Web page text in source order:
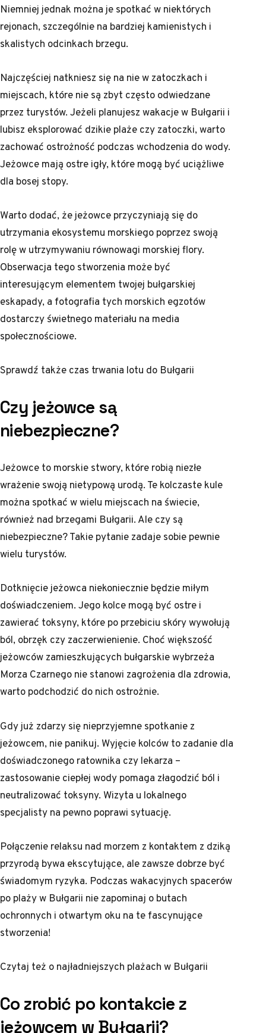
Niemniej jednak można je spotkać w niektórych
rejonach, szczególnie na bardziej kamienistych i
skalistych odcinkach brzegu.
Najczęściej natkniesz się na nie w zatoczkach i
miejscach, które nie są zbyt często odwiedzane
przez turystów. Jeżeli planujesz wakacje w Bułgarii i
lubisz eksplorować dzikie plaże czy zatoczki, warto
zachować ostrożność podczas wchodzenia do wody.
Jeżowce mają ostre igły, które mogą być uciążliwe
dla bosej stopy.
Warto dodać, że jeżowce przyczyniają się do
utrzymania ekosystemu morskiego poprzez swoją
rolę w utrzymywaniu równowagi morskiej flory.
Obserwacja tego stworzenia może być
interesującym elementem twojej bułgarskiej
eskapady, a fotografia tych morskich egzotów
dostarczy świetnego materiału na media
społecznościowe.
Sprawdź takżeczas trwania lotu do Bułgarii
Czy jeżowce są
niebezpieczne?
Jeżowce to morskie stwory, które robią niezłe
wrażenie swoją nietypową urodą. Te kolczaste kule
można spotkać w wielu miejscach na świecie,
również nad brzegami Bułgarii. Ale czy są
niebezpieczne? Takie pytanie zadaje sobie pewnie
wielu turystów.
Dotknięcie jeżowca niekoniecznie będzie miłym
doświadczeniem. Jego kolce mogą być ostre i
zawierać toksyny, które po przebiciu skóry wywołują
ból, obrzęk czy zaczerwienienie. Choć większość
jeżowców zamieszkujących bułgarskie wybrzeża
Morza Czarnego nie stanowi zagrożenia dla zdrowia,
warto podchodzić do nich ostrożnie.
Gdy już zdarzy się nieprzyjemne spotkanie z
jeżowcem, nie panikuj. Wyjęcie kolców to zadanie dla
doświadczonego ratownika czy lekarza –
zastosowanie ciepłej wody pomaga złagodzić ból i
neutralizować toksyny. Wizyta u lokalnego
specjalisty na pewno poprawi sytuację.
Połączenie relaksu nad morzem z kontaktem z dziką
przyrodą bywa ekscytujące, ale zawsze dobrze być
świadomym ryzyka. Podczas wakacyjnych spacerów
po plaży w Bułgarii nie zapominaj o butach
ochronnych i otwartym oku na te fascynujące
stworzenia!
Czytaj też onajładniejszych plażach w Bułgarii
Co zrobić po kontakcie z
jeżowcem w Bułgarii?